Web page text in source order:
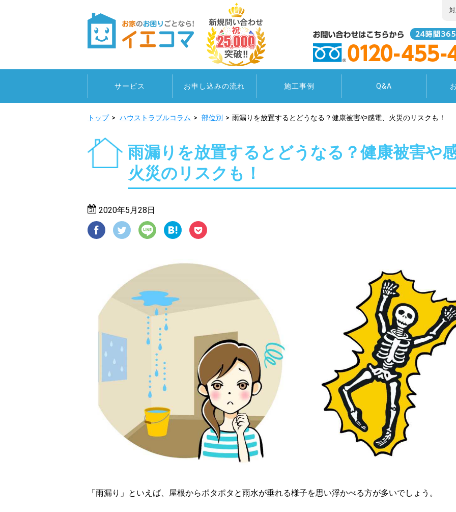
サービス お申し込みの流れ 施工事例 Q&A
トップ ハウストラブルコラム 部位別 雨漏りを放置するとどうなる？健康被害や感電、火災のリスクも！
雨漏りを放置するとどうなる？健康被害や感
火災のリスクも！
2020年5月28日
「雨漏り」といえば、屋根からポタポタと雨水が垂れる様子を思い浮かべる方が多いでしょう。